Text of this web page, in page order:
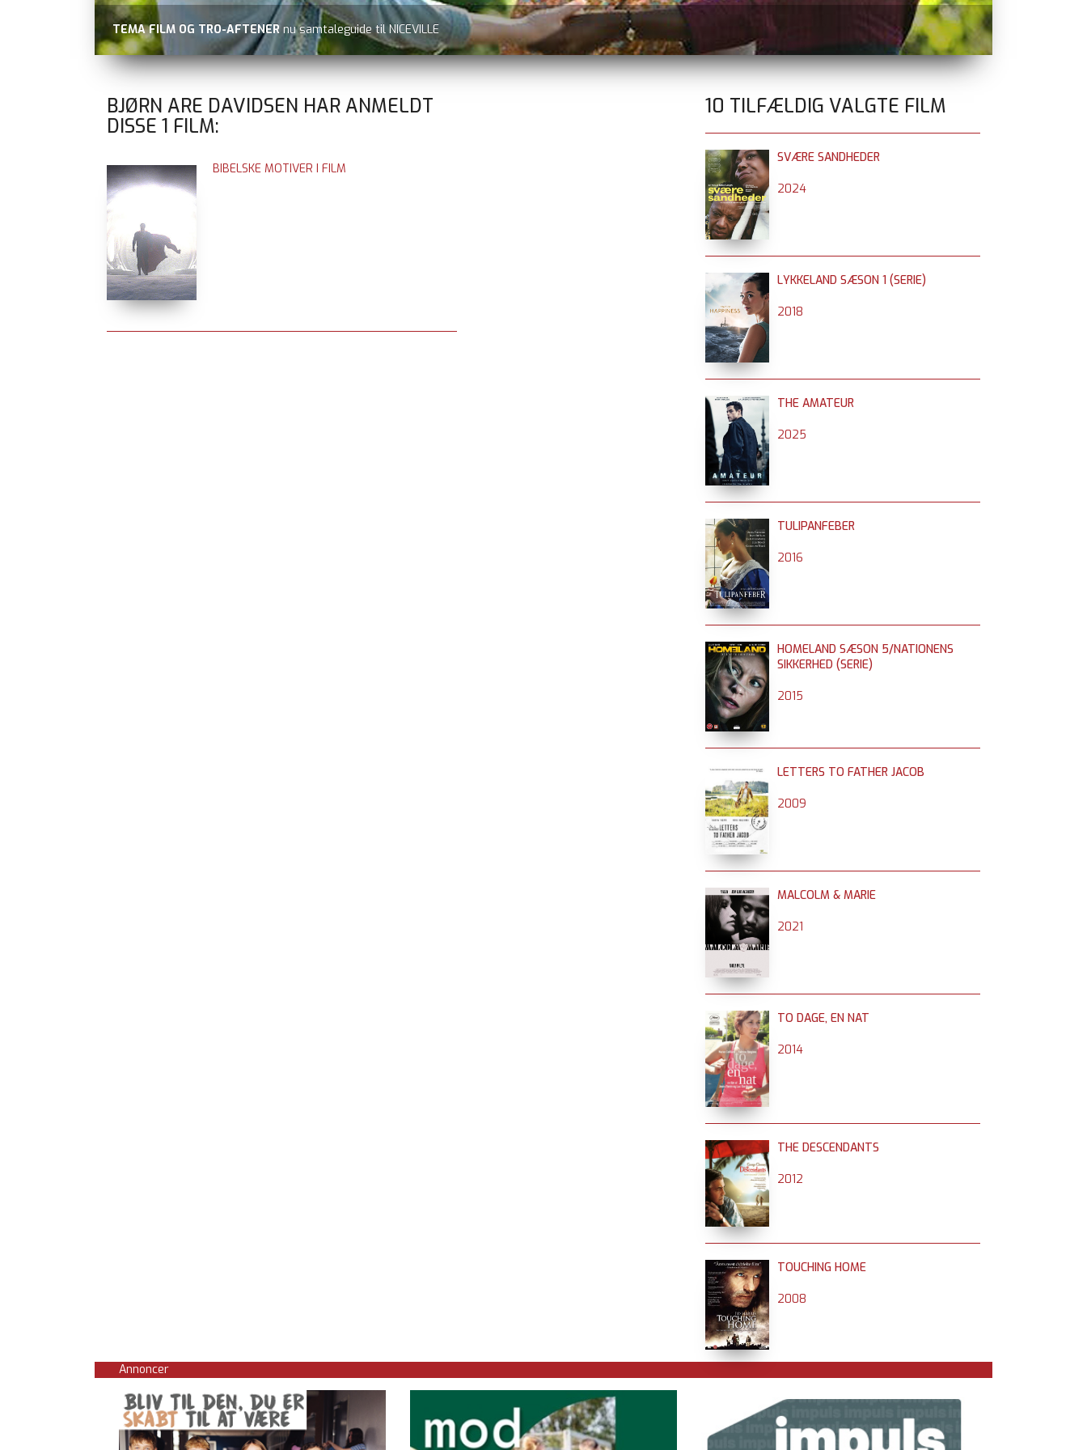
TEMA FILM OG TRO-AFTENER nu samtaleguide til NICEVILLE
BJØRN ARE DAVIDSEN HAR ANMELDT
DISSE 1 FILM:
BIBELSKE MOTIVER I FILM
10 TILFÆLDIG VALGTE FILM
SVÆRE SANDHEDER
2024
LYKKELAND SÆSON 1 (SERIE)
2018
THE AMATEUR
2025
TULIPANFEBER
2016
HOMELAND SÆSON 5/NATIONENS
SIKKERHED (SERIE)
2015
LETTERS TO FATHER JACOB
2009
MALCOLM & MARIE
2021
TO DAGE, EN NAT
2014
THE DESCENDANTS
2012
TOUCHING HOME
2008
Annoncer